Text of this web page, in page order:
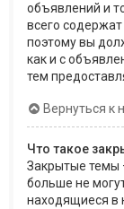
объявлений и
всего
поэтому вы
как и с
тем
Вернуться к
Что такое
Закрытые темы
больше не
находящиеся в